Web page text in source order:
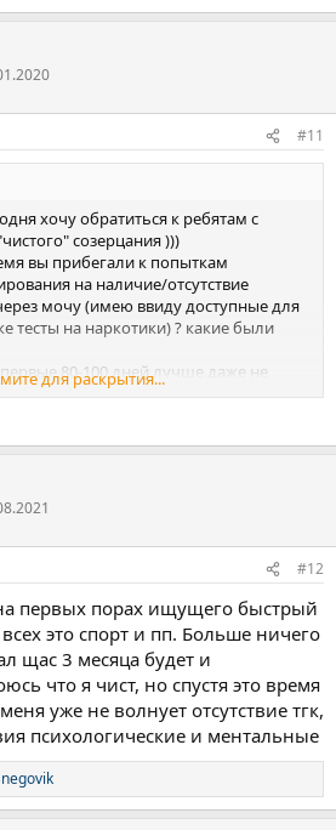
#11
хочу обратиться к ребятам с
созерцания )))
вы прибегали к попыткам
на наличие/отсутствие
мочу (имею ввиду доступные для
тесты на наркотики) ? какие были
80-100 дней лучше даже не
150 дней с гаишниками следует быть
на случайный результат. но
для раскрытия...
#12
первых порах ищущего быстрый
это спорт и пп. Больше ничего
щас 3 месяца будет и
что я чист, но спустя это время
уже не волнует отсутствие тгк,
психологические и ментальные